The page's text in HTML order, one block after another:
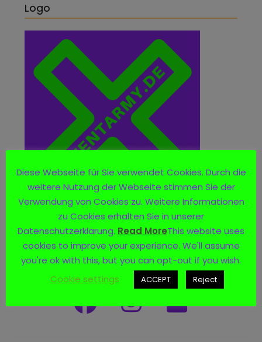
Logo
Social Media
Diese Webseite für Sie verwendet Cookies. Durch die
weitere Nutzung der Webseite stimmen Sie der
Verwendung von Cookies zu. Weitere Informationen
zu Cookies erhalten Sie in unserer
Datenschutzerklärung. Read MoreThis website uses
cookies to improve your experience. We'll assume
you're ok with this, but you can opt-out if you wish.
Cookie settings
ACCEPT Reject